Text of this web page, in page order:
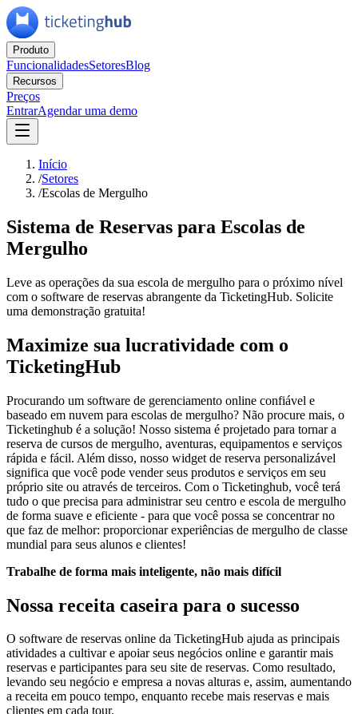
Produto
FuncionalidadesSetoresBlog
Recursos
Preços
EntrarAgendar uma demo
Início
/Setores
/Escolas de Mergulho
Sistema de Reservas para Escolas de
Mergulho
Leve as operações da sua escola de mergulho para o próximo nível
com o software de reservas abrangente da TicketingHub. Solicite
uma demonstração gratuita!
Maximize sua lucratividade com o
TicketingHub
Procurando um software de gerenciamento online confiável e
baseado em nuvem para escolas de mergulho? Não procure mais, o
Ticketinghub é a solução! Nosso sistema é projetado para tornar a
reserva de cursos de mergulho, aventuras, equipamentos e serviços
rápida e fácil. Além disso, nosso widget de reserva personalizável
significa que você pode vender seus produtos e serviços em seu
próprio site ou através de terceiros. Com o Ticketinghub, você terá
tudo o que precisa para administrar seu centro e escola de mergulho
de forma suave e eficiente - para que você possa se concentrar no
que faz de melhor: proporcionar experiências de mergulho de classe
mundial para seus alunos e clientes!
Trabalhe de forma mais inteligente, não mais difícil
Nossa receita caseira para o sucesso
O software de reservas online da TicketingHub ajuda as principais
atividades a cultivar e apoiar seus negócios online e garantir mais
reservas e participantes para seu site de reservas. Como resultado,
levando seu negócio e empresa a novas alturas e, assim, aumentando
a receita em pouco tempo, enquanto recebe mais reservas e mais
clientes em cada tour.